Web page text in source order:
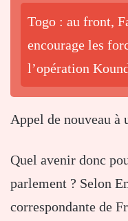
Togo : au front,
encourage les
l’opération
Appel de nouveau
Quel avenir donc
parlement ? Selon
correspondante de